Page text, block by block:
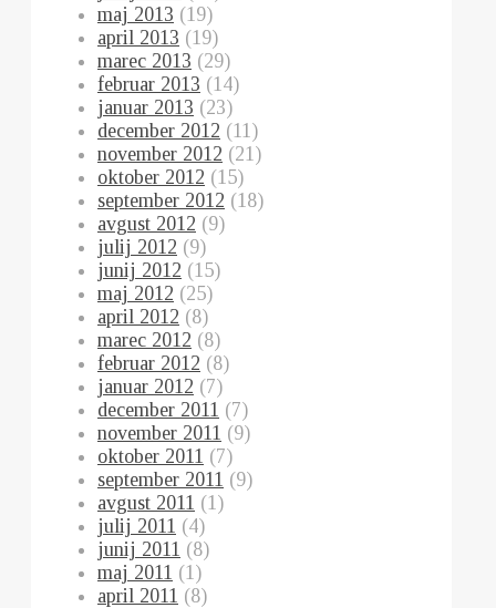
maj 2013 (19)
april 2013 (19)
marec 2013 (29)
februar 2013 (14)
januar 2013 (23)
december 2012 (11)
november 2012 (21)
oktober 2012 (15)
september 2012 (18)
avgust 2012 (9)
julij 2012 (9)
junij 2012 (15)
maj 2012 (25)
april 2012 (8)
marec 2012 (8)
februar 2012 (8)
januar 2012 (7)
december 2011 (7)
november 2011 (9)
oktober 2011 (7)
september 2011 (9)
avgust 2011 (1)
julij 2011 (4)
junij 2011 (8)
maj 2011 (1)
april 2011 (8)